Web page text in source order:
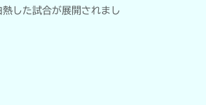
した試合が展開されまし